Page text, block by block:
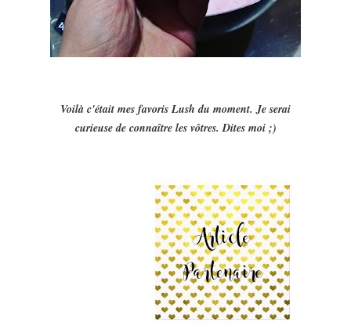
Voilà c'était mes favoris Lush du moment. Je serai
curieuse de connaître les vôtres. Dites moi ;)